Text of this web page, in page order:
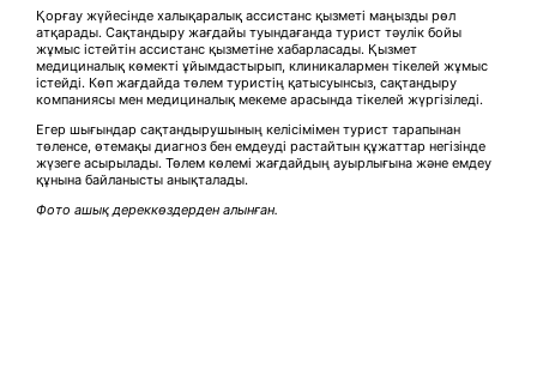
Қорғау жүйесінде халықаралық ассистанс қызметі маңызды рөл
атқарады. Сақтандыру жағдайы туындағанда турист тәулік бойы
жұмыс істейтін ассистанс қызметіне хабарласады. Қызмет
медициналық көмекті ұйымдастырып, клиникалармен тікелей жұмыс
істейді. Көп жағдайда төлем туристің қатысуынсыз, сақтандыру
компаниясы мен медициналық мекеме арасында тікелей жүргізіледі.
Егер шығындар сақтандырушының келісімімен турист тарапынан
төленсе, өтемақы диагноз бен емдеуді растайтын құжаттар негізінде
жүзеге асырылады. Төлем көлемі жағдайдың ауырлығына және емдеу
құнына байланысты анықталады.
Фото ашық дереккөздерден алынған.